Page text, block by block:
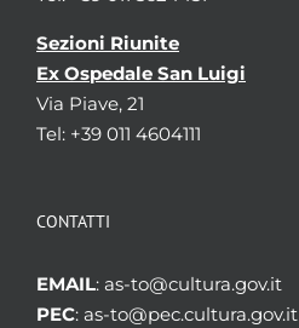
Sezioni Riunite
Ex Ospedale San Luigi
Via Piave, 21
Tel: +39 011 4604111
CONTATTI
EMAIL: as-to@cultura.gov.it
PEC: as-to@pec.cultura.gov.it